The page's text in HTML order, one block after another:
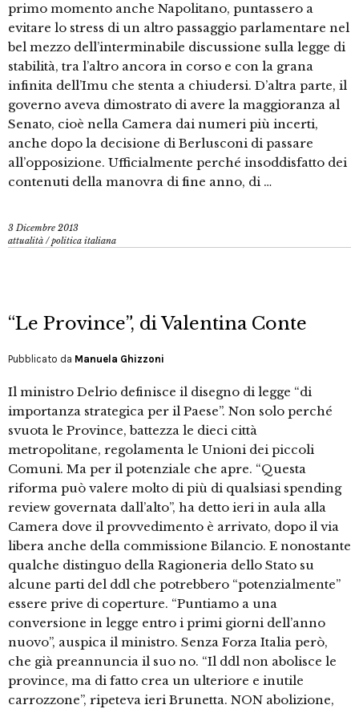
primo momento anche Napolitano, puntassero a
evitare lo stress di un altro passaggio parlamentare nel
bel mezzo dell’interminabile discussione sulla legge di
stabilità, tra l’altro ancora in corso e con la grana
infinita dell’Imu che stenta a chiudersi. D’altra parte, il
governo aveva dimostrato di avere la maggioranza al
Senato, cioè nella Camera dai numeri più incerti,
anche dopo la decisione di Berlusconi di passare
all’opposizione. Ufficialmente perché insoddisfatto dei
contenuti della manovra di fine anno, di …
3 Dicembre 2013
attualità /politica italiana
“Le Province”, di Valentina Conte
Pubblicato da Manuela Ghizzoni
Il ministro Delrio definisce il disegno di legge “di
importanza strategica per il Paese”. Non solo perché
svuota le Province, battezza le dieci città
metropolitane, regolamenta le Unioni dei piccoli
Comuni. Ma per il potenziale che apre. “Questa
riforma può valere molto di più di qualsiasi spending
review governata dall’alto”, ha detto ieri in aula alla
Camera dove il provvedimento è arrivato, dopo il via
libera anche della commissione Bilancio. E nonostante
qualche distinguo della Ragioneria dello Stato su
alcune parti del ddl che potrebbero “potenzialmente”
essere prive di coperture. “Puntiamo a una
conversione in legge entro i primi giorni dell’anno
nuovo”, auspica il ministro. Senza Forza Italia però,
che già preannuncia il suo no. “Il ddl non abolisce le
province, ma di fatto crea un ulteriore e inutile
carrozzone”, ripeteva ieri Brunetta. NON abolizione,